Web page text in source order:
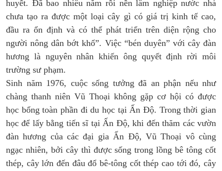
huyết. Đã bao nhiêu năm rồi nền lâm nghiệp nước nhà
chưa tạo ra được một loại cây gì có giá trị kinh tế cao,
đầu ra ổn định và có thể phát triển trên diện rộng cho
người nông dân bớt khổ”. Việc “bén duyên” với cây đàn
hương là nguyên nhân khiến ông quyết định rời môi
trường sư phạm.
Sinh năm 1976, cuộc sống tưởng đã an phận nếu như
chàng thanh niên Vũ Thoại không gặp cơ hội có được
học bổng toàn phần đi du học tại Ấn Độ. Trong thời gian
học để lấy bằng tiến sĩ tại Ấn Độ, khi đến thăm các vườn
đàn hương của các đại gia Ấn Độ, Vũ Thoại vô cùng
ngạc nhiên, bởi cây thì được sống trong lồng bê tông cốt
thép, cây lớn đến đâu đổ bê-tông cốt thép cao tới đó, cây